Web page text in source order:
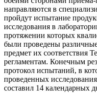
направляются в
пройдут испытание
исследования в
протяжении которых
были проведены
предмет их соответствия
регламентам. Конечным
протокол испытаний, в
проведенных
составил 14 календарных